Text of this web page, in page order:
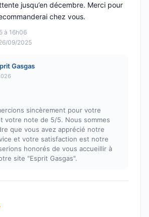
à 16h06
09/2025
jusqu’en décembre. Merci pour
chez vous.
Gasgas
sincèrement pour votre
votre note de 5/5. Nous sommes
que vous avez apprécié notre
et votre satisfaction est notre
honorés de vous accueillir à
site "Esprit Gasgas".